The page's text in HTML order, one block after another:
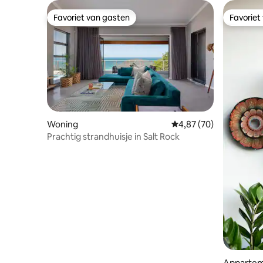
Favoriet van gasten
Favoriet van gasten
Woning Gemiddelde
4,87 (70)
Prachtig strandhuisje in Salt Rock